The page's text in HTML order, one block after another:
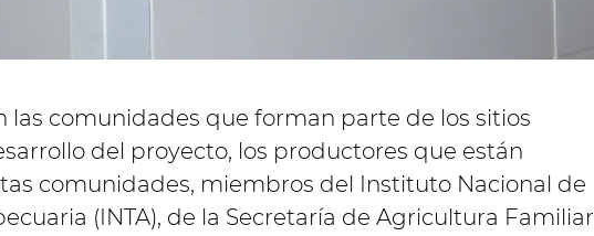
las comunidades que forman parte de los sitios
del proyecto, los productores que están
comunidades, miembros del Instituto Nacional de
(INTA), de la Secretaría de Agricultura Familiar